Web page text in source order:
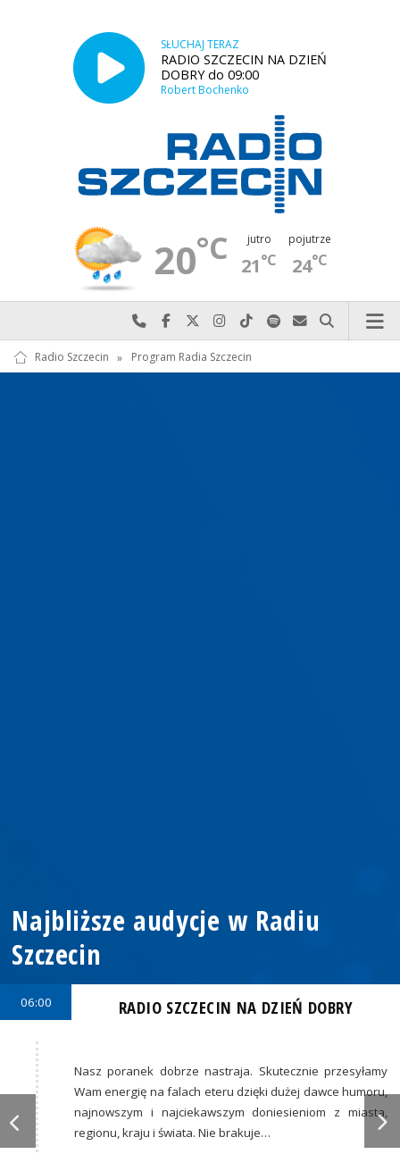
SŁUCHAJ TERAZ
RADIO SZCZECIN NA DZIEŃ
DOBRY do 09:00
Robert Bochenko
20°C jutro
21°C
pojutrze
24°C
Najlepiej po prostu do nas zadzwoń
Odwiedź nas na Facebook-u
Odwiedź nas na X
Odwiedź nas na Instagram-ie
Odwiedź nas na TikTok-u
Szukaj nas na Spotify
Wyślij do nas
Szukaj
Radio Szczecin » Program Radia Szczecin
Najbliższe audycje w Radiu
Szczecin
06:00 RADIO SZCZECIN NA DZIEŃ DOBRY
Nasz poranek dobrze nastraja. Skutecznie przesyłamy
Wam energię na falach eteru dzięki dużej dawce humoru,
najnowszym i najciekawszym doniesieniom z miasta,
regionu, kraju i świata. Nie brakuje…